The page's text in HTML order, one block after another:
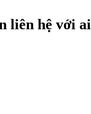
liên hệ với